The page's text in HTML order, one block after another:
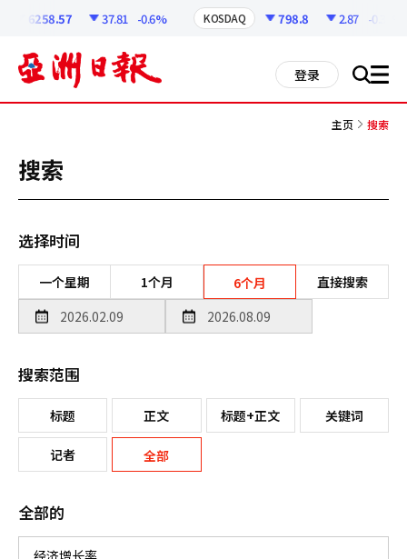
6258.57 37.81 -0.6% KOSDAQ 798.8 2.87 -0.36%
登录 搜 all
主页 搜索
搜索
选择时间
一个星期 1个月 6个月 直接搜索
搜索范围
标题 正文 标题+正文 关键词
记者 全部
全部的